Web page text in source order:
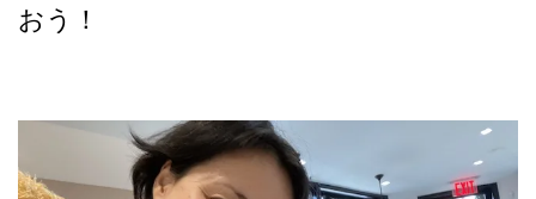
おう！